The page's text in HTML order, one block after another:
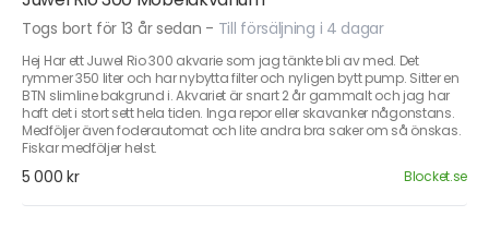
Togs bort för 13 år sedan - Till försäljning i 4 dagar
Hej Har ett Juwel Rio 300 akvarie som jag tänkte bli av med. Det
rymmer 350 liter och har nybytta filter och nyligen bytt pump. Sitter en
BTN slimline bakgrund i. Akvariet är snart 2 år gammalt och jag har
haft det i stort sett hela tiden. Inga repor eller skavanker någonstans.
Medföljer även foderautomat och lite andra bra saker om så önskas.
Fiskar medföljer helst.
5 000 kr Blocket.se